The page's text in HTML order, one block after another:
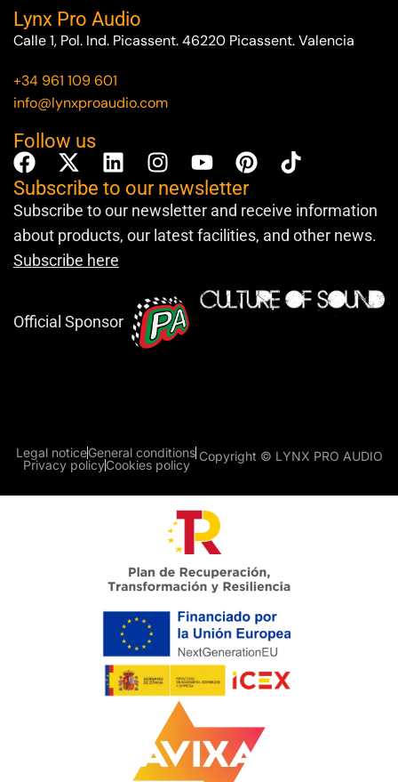
Lynx Pro Audio
Calle 1, Pol. Ind. Picassent. 46220 Picassent. Valencia
+34 961 109 601
info@lynxproaudio.com
Follow us
Subscribe to our newsletter
Subscribe to our newsletter and receive information
about products, our latest facilities, and other news.
Subscribe here
Official Sponsor
Copyright © LYNX PRO AUDIO
Legal noticeGeneral conditions
Privacy policyCookies policy